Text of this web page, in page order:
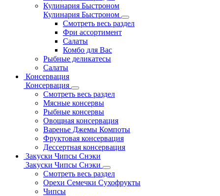
Кулинария Быстроном
Кулинария Быстроном
Смотреть весь раздел
Фри ассортимент
Салаты
Комбо для Вас
Рыбные деликатесы
Салаты
Консервация
Консервация
Смотреть весь раздел
Мясные консервы
Рыбные консервы
Овощная консервация
Варенье Джемы Компоты
Фруктовая консервация
Дессертная консервация
Закуски Чипсы Снэки
Закуски Чипсы Снэки
Смотреть весь раздел
Орехи Семечки Сухофрукты
Чипсы